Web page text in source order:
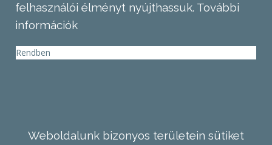
felhasználói élményt nyújthassuk. További
információk
Rendben
Weboldalunk bizonyos területein sütiket